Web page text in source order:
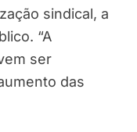
sindical, a
“A
ser
das